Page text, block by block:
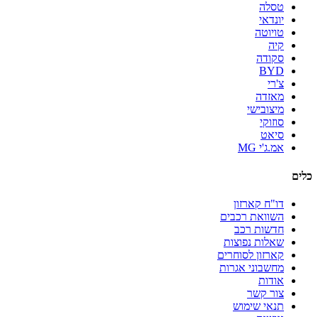
טסלה
יונדאי
טויוטה
קיה
סקודה
BYD
צ'רי
מאזדה
מיצובישי
סוזוקי
סיאט
אמ.ג'י MG
כלים
דו"ח קארזון
השוואת רכבים
חדשות רכב
שאלות נפוצות
קארזון לסוחרים
מחשבוני אגרות
אודות
צור קשר
תנאי שימוש